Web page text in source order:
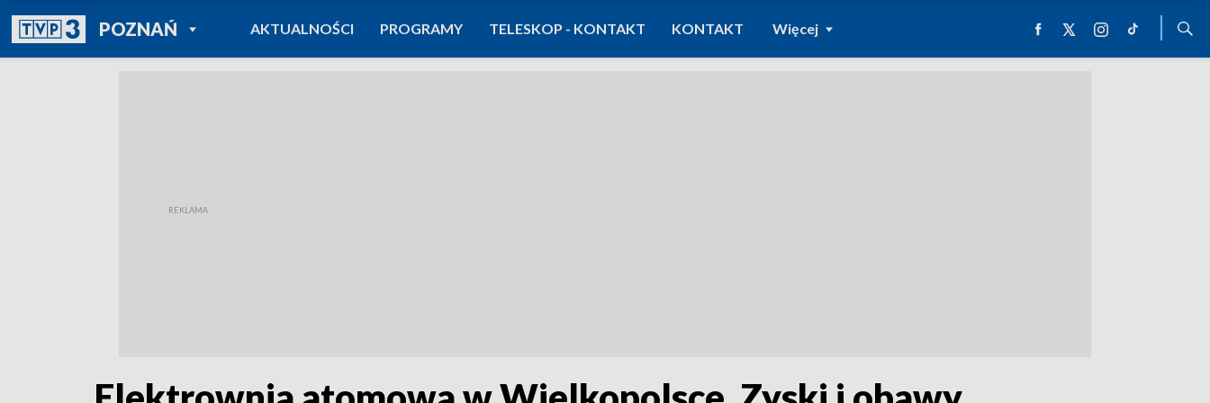
POZNAŃPOWRÓT DO
TVP REGIONY
AKTUALNOŚCI PROGRAMY TELESKOP - KONTAKT KONTAKT Więcej